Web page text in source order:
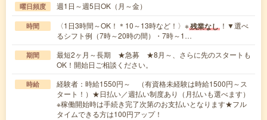
曜日頻度 週1日～週5日OK（月～金）
時間 〈1日3時間～OK！＊10～13時など！〉※残業なし ！▼選べ
るシフト例（7時～20時の間）・7時～1…
期間
最短2ヶ月～長期 ★急募 ★8月～、さらに先のスタートも
OK！開始日ご相談ください。
時給
経験者：時給1550円～ （有資格未経験は時給1500円～ス
タート！）★日払い／週払い制度あり（月払いも選べます）
※稼働開始時は手続き完了次第のお支払いとなります★フル
タイムできる方は100円アップ！